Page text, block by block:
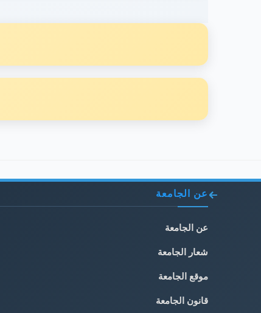
عن الجامعة
عن الجامعة
شعار الجامعة
موقع الجامعة
قانون الجامعة